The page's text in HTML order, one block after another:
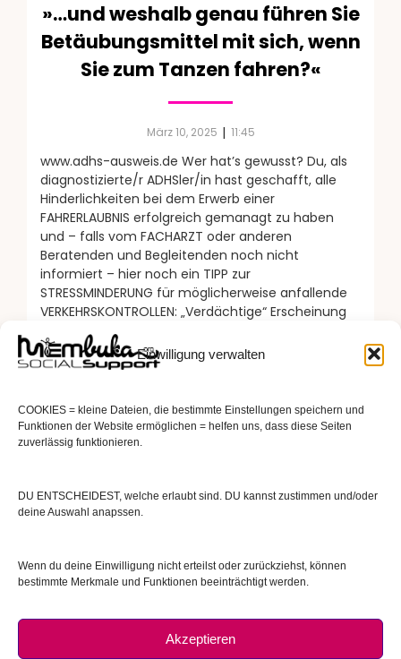
Einwilligung verwalten
COOKIES = kleine Dateien, die bestimmte Einstellungen speichern und
Funktionen der Website ermöglichen = helfen uns, dass diese Seiten
zuverlässig funktionieren.
DU ENTSCHEIDEST, welche erlaubt sind. DU kannst zustimmen und/oder
deine Auswahl anapssen.
Wenn du deine Einwilligung nicht erteilst oder zurückziehst, können
bestimmte Merkmale und Funktionen beeinträchtigt werden.
Akzeptieren
»…und weshalb genau führen Sie
Betäubungsmittel mit sich, wenn
Sie zum Tanzen fahren?«
März 10, 2025 | 11:45
www.adhs-ausweis.de Wer hat’s gewusst? Du, als
diagnostizierte/r ADHSler/in hast geschafft, alle
Hinderlichkeiten bei dem Erwerb einer
FAHRERLAUBNIS erfolgreich gemanagt zu haben
und – falls vom FACHARZT oder anderen
Beratenden und Begleitenden noch nicht
informiert – hier noch ein TIPP zur
STRESSMINDERUNG für möglicherweise anfallende
VERKEHRSKONTROLLEN: „Verdächtige“ Erscheinung
und Verhalten ausreichend – Polizeiliche
Ermittlungspraxis zu Lasten […]